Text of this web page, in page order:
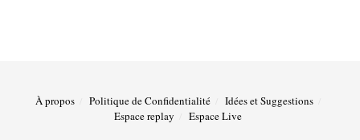
À propos Politique de Confidentialité
Idées et Suggestions
Espace replay
Espace Live